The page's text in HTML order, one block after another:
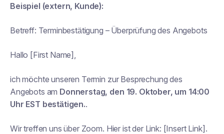
Beispiel (extern, Kunde):
Betreff: Terminbestätigung – Überprüfung des Angebots
Hallo [First Name],
ich möchte unseren Termin zur Besprechung des
Angebots am Donnerstag, den 19. Oktober, um 14:00
Uhr EST bestätigen..
Wir treffen uns über Zoom. Hier ist der Link: [Insert Link].